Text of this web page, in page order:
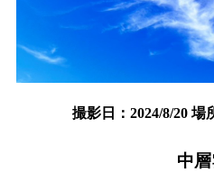
撮影日：2024/8/20 場
中